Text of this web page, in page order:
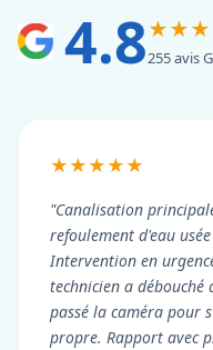
4.8255 avis
★★★★★
"Canalisation
refoulement d'eau
Intervention en
technicien a
passé la caméra pour
propre. Rapport avec